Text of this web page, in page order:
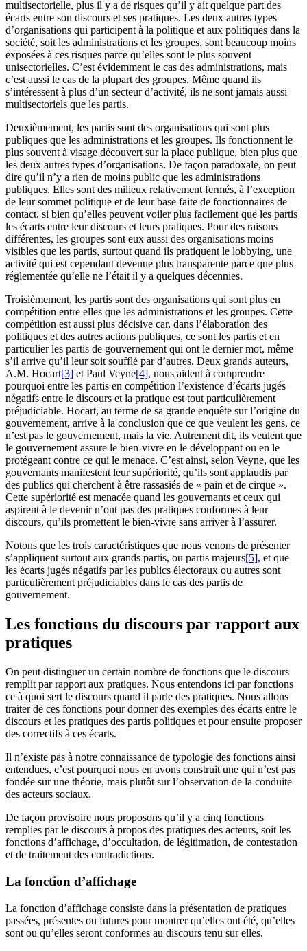
multisectorielle, plus il y a de risques qu’il y ait quelque part des
écarts entre son discours et ses pratiques. Les deux autres types
d’organisations qui participent à la politique et aux politiques dans la
société, soit les administrations et les groupes, sont beaucoup moins
exposées à ces risques parce qu’elles sont le plus souvent
unisectorielles. C’est évidemment le cas des administrations, mais
c’est aussi le cas de la plupart des groupes. Même quand ils
s’intéressent à plus d’un secteur d’activité, ils ne sont jamais aussi
multisectoriels que les partis.
Deuxièmement, les partis sont des organisations qui sont plus
publiques que les administrations et les groupes. Ils fonctionnent le
plus souvent à visage découvert sur la place publique, bien plus que
les deux autres types d’organisations. De façon paradoxale, on peut
dire qu’il n’y a rien de moins public que les administrations
publiques. Elles sont des milieux relativement fermés, à l’exception
de leur sommet politique et de leur base faite de fonctionnaires de
contact, si bien qu’elles peuvent voiler plus facilement que les partis
les écarts entre leur discours et leurs pratiques. Pour des raisons
différentes, les groupes sont eux aussi des organisations moins
visibles que les partis, surtout quand ils pratiquent le lobbying, une
activité qui est cependant devenue plus transparente parce que plus
réglementée qu’elle ne l’était il y a quelques décennies.
Troisièmement, les partis sont des organisations qui sont plus en
compétition entre elles que les administrations et les groupes. Cette
compétition est aussi plus décisive car, dans l’élaboration des
politiques et des autres actions publiques, ce sont les partis et en
particulier les partis de gouvernement qui ont le dernier mot, même
s’il arrive qu’il leur soit soufflé par d’autres. Deux grands auteurs,
A.M. Hocart[3] et Paul Veyne[4], nous aident à comprendre
pourquoi entre les partis en compétition l’existence d’écarts jugés
négatifs entre le discours et la pratique est tout particulièrement
préjudiciable. Hocart, au terme de sa grande enquête sur l’origine du
gouvernement, arrive à la conclusion que ce que veulent les gens, ce
n’est pas le gouvernement, mais la vie. Autrement dit, ils veulent que
le gouvernement assure le bien-vivre en le développant ou en le
protégeant contre ce qui le menace. C’est ainsi, selon Veyne, que les
gouvernants manifestent leur supériorité, qu’ils sont applaudis par
des publics qui cherchent à être rassasiés de « pain et de cirque ».
Cette supériorité est menacée quand les gouvernants et ceux qui
aspirent à le devenir n’ont pas des pratiques conformes à leur
discours, qu’ils promettent le bien-vivre sans arriver à l’assurer.
Notons que les trois caractéristiques que nous venons de présenter
s’appliquent surtout aux grands partis, ou partis majeurs[5], et que
les écarts jugés négatifs par les publics électoraux ou autres sont
particulièrement préjudiciables dans le cas des partis de
gouvernement.
Les fonctions du discours par rapport aux
pratiques
On peut distinguer un certain nombre de fonctions que le discours
remplit par rapport aux pratiques. Nous entendons ici par fonctions
ce à quoi sert le discours quand il parle des pratiques. Nous allons
traiter de ces fonctions pour donner des exemples des écarts entre le
discours et les pratiques des partis politiques et pour ensuite proposer
des correctifs à ces écarts.
Il n’existe pas à notre connaissance de typologie des fonctions ainsi
entendues, c’est pourquoi nous en avons construit une qui n’est pas
fondée sur une théorie, mais plutôt sur l’observation de la conduite
des acteurs sociaux.
De façon provisoire nous proposons qu’il y a cinq fonctions
remplies par le discours à propos des pratiques des acteurs, soit les
fonctions d’affichage, d’occultation, de légitimation, de contestation
et de traitement des contradictions.
La fonction d’affichage
La fonction d’affichage consiste dans la présentation de pratiques
passées, présentes ou futures pour montrer qu’elles ont été, qu’elles
sont ou qu’elles seront conformes au discours tenu sur elles.